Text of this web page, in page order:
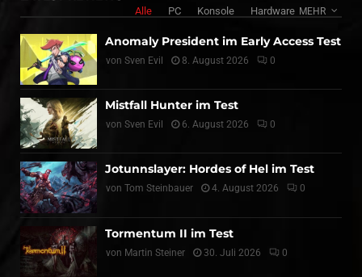
Alle PC Konsole Hardware MEHR
Anomaly President im Early Access Test
von Sven Evil 8. August 2026 0
Mistfall Hunter im Test
von Sven Evil 6. August 2026 0
Jotunnslayer: Hordes of Hel im Test
von Tom Steinbauer 4. August 2026 0
Tormentum II im Test
von Martin Steiner 30. Juli 2026 0